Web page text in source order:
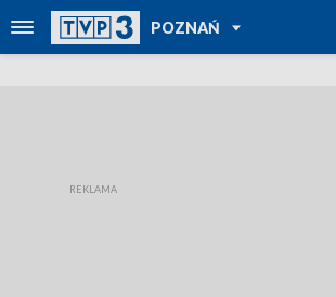
POZNAŃ
POWRÓT DO
TVP REGIONY